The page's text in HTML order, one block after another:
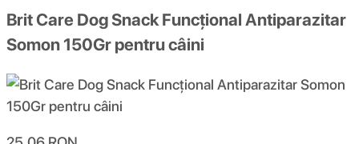
Brit Care Dog Snack Funcțional Antiparazitar
Somon 150Gr pentru câini